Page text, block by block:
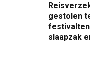
gestolen
slaapzak